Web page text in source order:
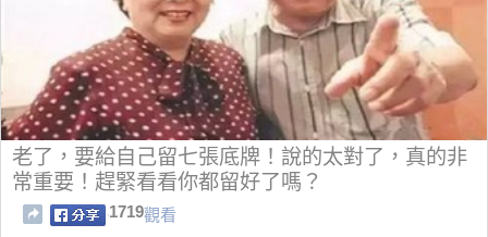
老了，要給自己留七張底牌！說的太對了，真的非
常重要！趕緊看看你都留好了嗎？
1719觀看